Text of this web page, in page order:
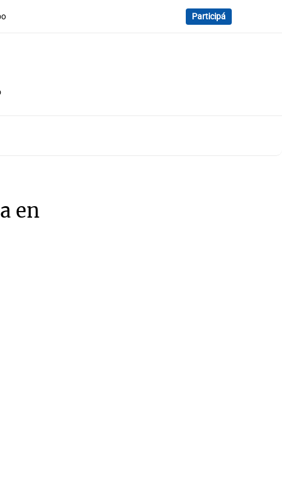
Participá
en